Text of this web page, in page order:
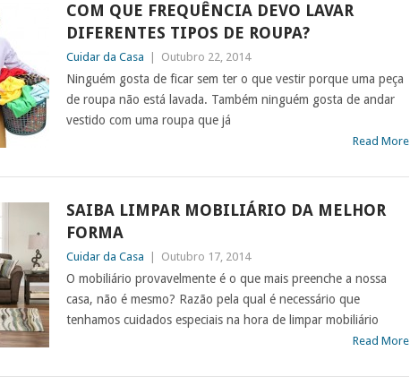
COM QUE FREQUÊNCIA DEVO LAVAR
DIFERENTES TIPOS DE ROUPA?
Cuidar da Casa Outubro 22, 2014
Ninguém gosta de ficar sem ter o que vestir porque uma peça
de roupa não está lavada. Também ninguém gosta de andar
vestido com uma roupa que já
Read More
SAIBA LIMPAR MOBILIÁRIO DA MELHOR
FORMA
Cuidar da Casa Outubro 17, 2014
O mobiliário provavelmente é o que mais preenche a nossa
casa, não é mesmo? Razão pela qual é necessário que
tenhamos cuidados especiais na hora de limpar mobiliário
Read More